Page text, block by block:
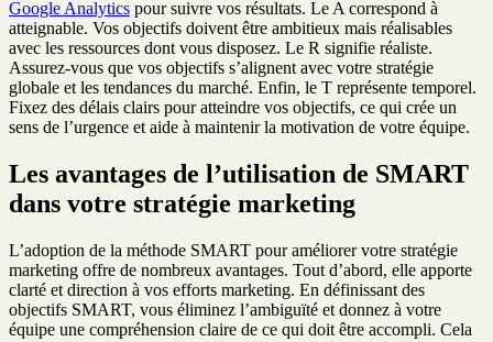
Google Analytics pour suivre vos résultats. Le A correspond à
atteignable. Vos objectifs doivent être ambitieux mais réalisables
avec les ressources dont vous disposez. Le R signifie réaliste.
Assurez-vous que vos objectifs s’alignent avec votre stratégie
globale et les tendances du marché. Enfin, le T représente temporel.
Fixez des délais clairs pour atteindre vos objectifs, ce qui crée un
sens de l’urgence et aide à maintenir la motivation de votre équipe.
Les avantages de l’utilisation de SMART
dans votre stratégie marketing
L’adoption de la méthode SMART pour améliorer votre stratégie
marketing offre de nombreux avantages. Tout d’abord, elle apporte
clarté et direction à vos efforts marketing. En définissant des
objectifs SMART, vous éliminez l’ambiguïté et donnez à votre
équipe une compréhension claire de ce qui doit être accompli. Cela